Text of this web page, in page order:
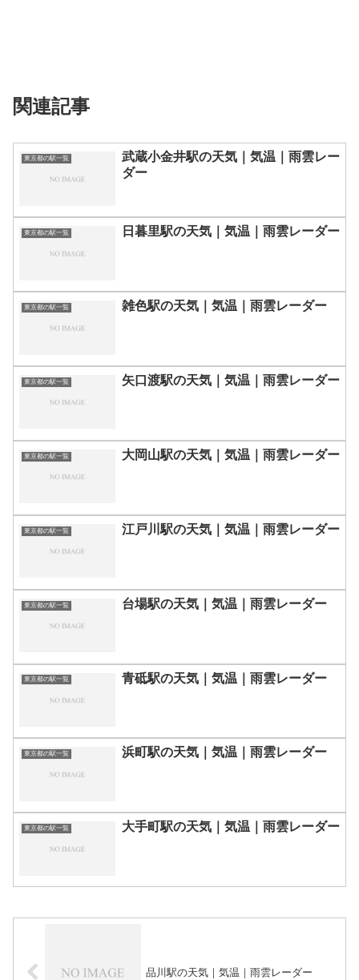
関連記事
東京都の駅一覧
武蔵小金井駅の天気｜気温｜雨雲レー
ダー
東京都の駅一覧 日暮里駅の天気｜気温｜雨雲レーダー
東京都の駅一覧 雑色駅の天気｜気温｜雨雲レーダー
東京都の駅一覧 矢口渡駅の天気｜気温｜雨雲レーダー
東京都の駅一覧 大岡山駅の天気｜気温｜雨雲レーダー
東京都の駅一覧 江戸川駅の天気｜気温｜雨雲レーダー
東京都の駅一覧 台場駅の天気｜気温｜雨雲レーダー
東京都の駅一覧 青砥駅の天気｜気温｜雨雲レーダー
東京都の駅一覧 浜町駅の天気｜気温｜雨雲レーダー
東京都の駅一覧 大手町駅の天気｜気温｜雨雲レーダー
品川駅の天気｜気温｜雨雲レーダー